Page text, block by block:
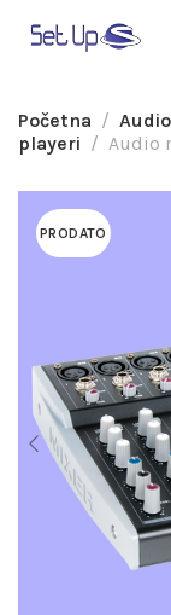
Početna
playeri
Audio
PRODATO